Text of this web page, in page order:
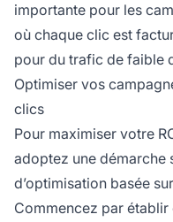
importante pour les
où chaque clic est
pour du trafic de faible
Optimiser vos
clics
Pour maximiser votre
adoptez une démarche
d’optimisation basée
Commencez par